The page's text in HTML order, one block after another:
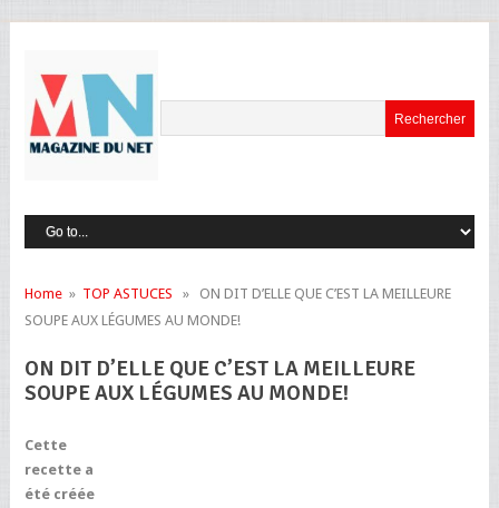
Home» TOP ASTUCES » ON DIT D’ELLE QUE C’EST LA MEILLEURE
SOUPE AUX LÉGUMES AU MONDE!
ON DIT D’ELLE QUE C’EST LA MEILLEURE
SOUPE AUX LÉGUMES AU MONDE!
Cette
recette a
été créée